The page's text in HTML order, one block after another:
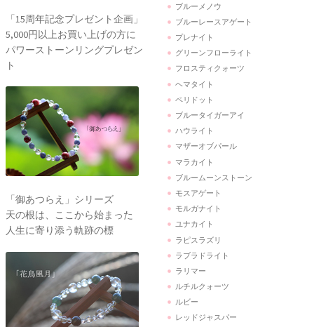
「15周年記念プレゼント企画」
5,000円以上お買い上げの方に
パワーストーンリングプレゼン
ト
「御あつらえ」シリーズ
天の根は、ここから始まった
人生に寄り添う軌跡の標
ブルーメノウ
ブルーレースアゲート
プレナイト
グリーンフローライト
フロスティクォーツ
ヘマタイト
ペリドット
ブルータイガーアイ
ハウライト
マザーオブパール
マラカイト
ブルームーンストーン
モスアゲート
モルガナイト
ユナカイト
ラピスラズリ
ラブラドライト
ラリマー
ルチルクォーツ
ルビー
レッドジャスパー